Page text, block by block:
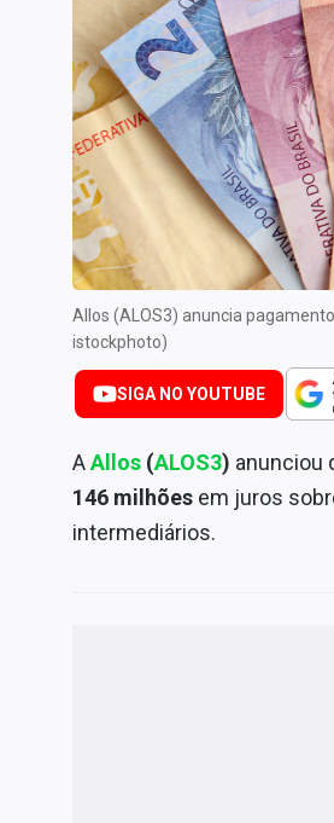
Política
Colunas
Especiais
Internacional
Marketing
Tecnologia
Conteúdo de Marca
SobreAllos (ALOS3) anuncia
istockphoto)
SIGA NO YOUTUBE
AAllos (ALOS3) anunciou
146 milhões em juros
intermediários.